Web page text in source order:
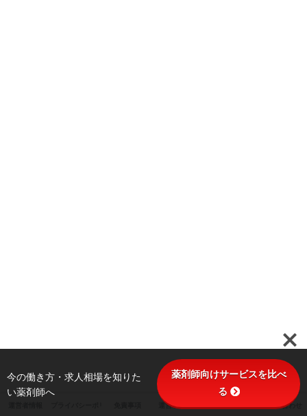
運営ポリシー お問い合わせ
今の働き方・求人相場を知りた
い薬剤師へ
薬剤師向けサービスを比べ
る